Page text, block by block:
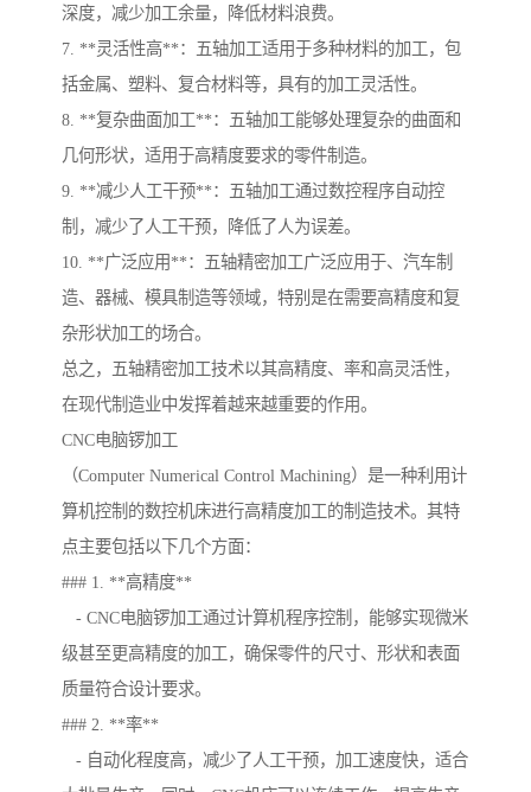
深度，减少加工余量，降低材料浪费。
7. **灵活性高**：五轴加工适用于多种材料的加工，包
括金属、塑料、复合材料等，具有的加工灵活性。
8. **复杂曲面加工**：五轴加工能够处理复杂的曲面和
几何形状，适用于高精度要求的零件制造。
9. **减少人工干预**：五轴加工通过数控程序自动控
制，减少了人工干预，降低了人为误差。
10. **广泛应用**：五轴精密加工广泛应用于、汽车制
造、器械、模具制造等领域，特别是在需要高精度和复
杂形状加工的场合。
总之，五轴精密加工技术以其高精度、率和高灵活性，
在现代制造业中发挥着越来越重要的作用。
CNC电脑锣加工
（Computer Numerical Control Machining）是一种利用计
算机控制的数控机床进行高精度加工的制造技术。其特
点主要包括以下几个方面：
### 1. **高精度**
- CNC电脑锣加工通过计算机程序控制，能够实现微米
级甚至更高精度的加工，确保零件的尺寸、形状和表面
质量符合设计要求。
### 2. **率**
- 自动化程度高，减少了人工干预，加工速度快，适合